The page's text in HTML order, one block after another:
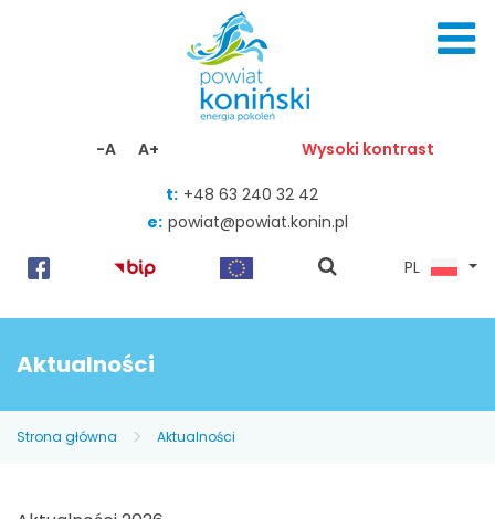
-A A+ Wysoki kontrast
t: +48 63 240 32 42
e: powiat@powiat.konin.pl
pokaż
PL
Aktualności
Strona główna Aktualności